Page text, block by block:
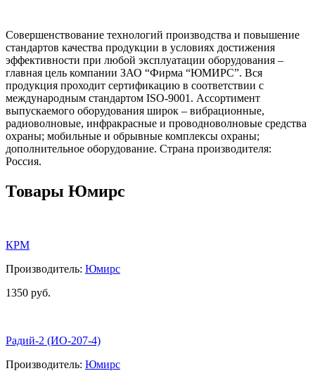
Совершенствование технологий производства и повышение
стандартов качества продукции в условиях достижения
эффективности при любой эксплуатации оборудования –
главная цель компании ЗАО “Фирма “ЮМИРС”. Вся
продукция проходит сертификацию в соответствии с
международным стандартом ISO-9001. Ассортимент
выпускаемого оборудования широк – вибрационные,
радиоволновые, инфракрасные и проводноволновые средства
охраны; мобильные и обрывные комплексы охраны;
дополнительное оборудование. Страна производителя:
Россия.
Товары Юмирс
КРМ
Производитель: Юмирс
1350 руб.
Радий-2 (ИО-207-4)
Производитель: Юмирс